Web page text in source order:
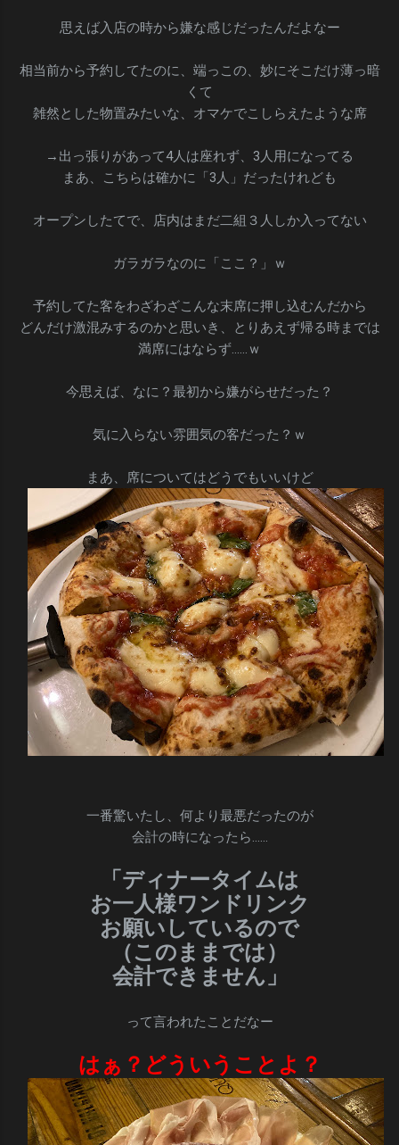
思えば入店の時から嫌な感じだったんだよなー
相当前から予約してたのに、端っこの、妙にそこだけ薄っ暗
くて
雑然とした物置みたいな、オマケでこしらえたような席
→出っ張りがあって4人は座れず、3人用になってる
まあ、こちらは確かに「3人」だったけれども
オープンしたてで、店内はまだ二組３人しか入ってない
ガラガラなのに「ここ？」ｗ
予約してた客をわざわざこんな末席に押し込むんだから
どんだけ激混みするのかと思いき、とりあえず帰る時までは
満席にはならず……ｗ
今思えば、なに？最初から嫌がらせだった？
気に入らない雰囲気の客だった？ｗ
まあ、席についてはどうでもいいけど
一番驚いたし、何より最悪だったのが
会計の時になったら……
「ディナータイムは
お一人様ワンドリンク
お願いしているので
（このままでは）
会計できません」
って言われたことだなー
はぁ？どういうことよ？